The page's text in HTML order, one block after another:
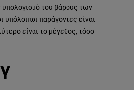
υπολογισμό του βάρους των
υπόλοιποι παράγοντες είναι
είναι το μέγεθος, τόσο